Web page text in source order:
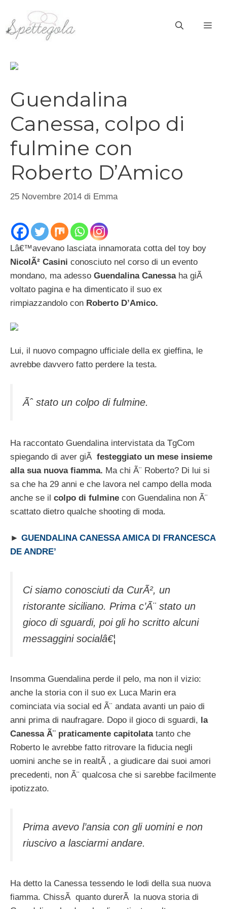
contenuto
Guendalina
Canessa, colpo di
fulmine con
Roberto D’Amico
25 Novembre 2014 di Emma
Lâ€™avevano lasciata innamorata cotta del toy boy
NicolÃ² Casini conosciuto nel corso di un evento
mondano, ma adesso Guendalina Canessaha giÃ
voltato pagina e ha dimenticato il suo ex
rimpiazzandolo con Roberto D’Amico.
Lui, il nuovo compagno ufficiale della ex gieffina, le
avrebbe davvero fatto perdere la testa.
Ãˆ stato un colpo di fulmine.
Ha raccontato Guendalina intervistata da TgCom
spiegando di aver giÃ festeggiato un mese insieme
alla sua nuova fiamma. Ma chi Ã¨ Roberto? Di lui si
sa che ha 29 anni e che lavora nel campo della moda
anche se il colpo di fulmine con Guendalina non Ã¨
scattato dietro qualche shooting di moda.
► GUENDALINA CANESSA AMICA DI FRANCESCA
DE ANDRE’
Ci siamo conosciuti da CurÃ², un
ristorante siciliano. Prima c’Ã¨ stato un
gioco di sguardi, poi gli ho scritto alcuni
messaggini socialâ€¦
Insomma Guendalina perde il pelo, ma non il vizio:
anche la storia con il suo ex Luca Marin era
cominciata via social ed Ã¨ andata avanti un paio di
anni prima di naufragare. Dopo il gioco di sguardi, la
Canessa Ã¨ praticamente capitolatatanto che
Roberto le avrebbe fatto ritrovare la fiducia negli
uomini anche se in realtÃ , a giudicare dai suoi amori
precedenti, non Ã¨ qualcosa che si sarebbe facilmente
ipotizzato.
Prima avevo l’ansia con gli uomini e non
riuscivo a lasciarmi andare.
Ha detto la Canessa tessendo le lodi della sua nuova
fiamma. ChissÃ quanto durerÃ la nuova storia di